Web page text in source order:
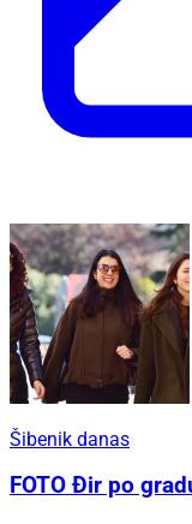
Šibenik danas
FOTO Đir po